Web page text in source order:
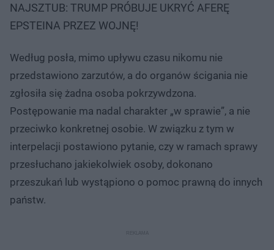
NAJSZTUB: TRUMP PRÓBUJE UKRYĆ AFERĘ
EPSTEINA PRZEZ WOJNĘ!
Według posła, mimo upływu czasu nikomu nie
przedstawiono zarzutów, a do organów ścigania nie
zgłosiła się żadna osoba pokrzywdzona.
Postępowanie ma nadal charakter „w sprawie”, a nie
przeciwko konkretnej osobie. W związku z tym w
interpelacji postawiono pytanie, czy w ramach sprawy
przesłuchano jakiekolwiek osoby, dokonano
przeszukań lub wystąpiono o pomoc prawną do innych
państw.